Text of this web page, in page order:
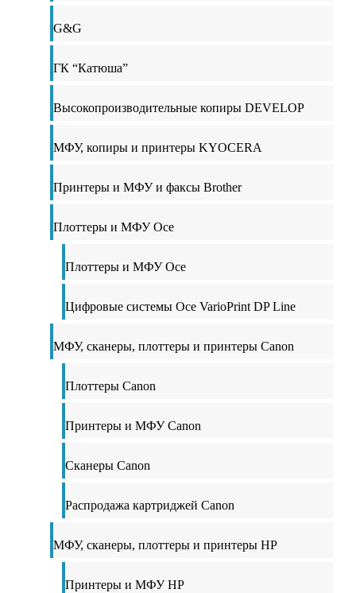
G&G
ГК “Катюша”
Высокопроизводительные копиры DEVELOP
МФУ, копиры и принтеры KYOCERA
Принтеры и МФУ и факсы Brother
Плоттеры и МФУ Oce
Плоттеры и МФУ Oce
Цифровые системы Oce VarioPrint DP Line
МФУ, сканеры, плоттеры и принтеры Canon
Плоттеры Canon
Принтеры и МФУ Canon
Сканеры Canon
Распродажа картриджей Canon
МФУ, сканеры, плоттеры и принтеры HP
Принтеры и МФУ HP